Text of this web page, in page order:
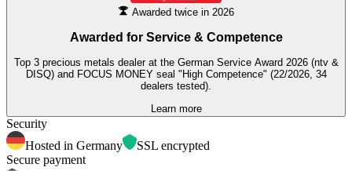
Awarded twice in 2026
Awarded for Service & Competence
Top 3 precious metals dealer at the German Service Award 2026 (ntv &
DISQ) and FOCUS MONEY seal "High Competence" (22/2026, 34
dealers tested).
Learn more
Security
Hosted in Germany
SSL encrypted
Secure payment